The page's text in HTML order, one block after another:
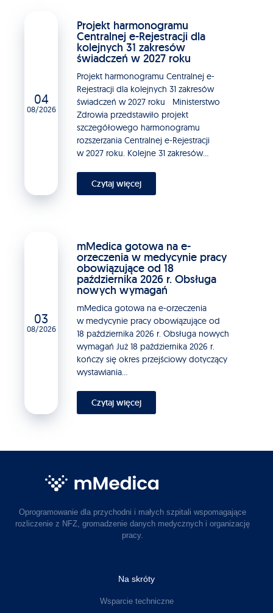
04
08/2026
Projekt harmonogramu
Centralnej e-Rejestracji dla
kolejnych 31 zakresów
świadczeń w 2027 roku
Projekt harmonogramu Centralnej e-
Rejestracji dla kolejnych 31 zakresów
świadczeń w 2027 roku Ministerstwo
Zdrowia przedstawiło projekt
szczegółowego harmonogramu
rozszerzania Centralnej e-Rejestracji
w 2027 roku. Kolejne 31 zakresów...
Czytaj więcej
03
08/2026
mMedica gotowa na e-
orzeczenia w medycynie pracy
obowiązujące od 18
października 2026 r. Obsługa
nowych wymagań
mMedica gotowa na e-orzeczenia
w medycynie pracy obowiązujące od
18 października 2026 r. Obsługa nowych
wymagań Już 18 października 2026 r.
kończy się okres przejściowy dotyczący
wystawiania...
Czytaj więcej
Oprogramowanie dla przychodni i małych szpitali wspomagające
rozliczenie z NFZ, gromadzenie danych medycznych i organizację
pracy.
Na skróty
Wsparcie techniczne